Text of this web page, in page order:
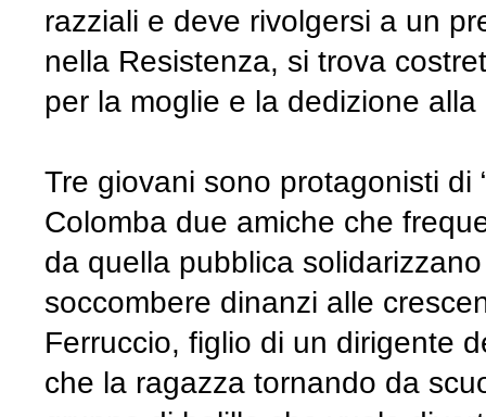
razziali e deve rivolgersi a un
nella Resistenza, si trova
per la moglie e la dedizione
Tre giovani sono protagonisti di
Colomba due amiche che
da quella pubblica
soccombere dinanzi alle
Ferruccio, figlio di un dirigente
che la ragazza tornando da